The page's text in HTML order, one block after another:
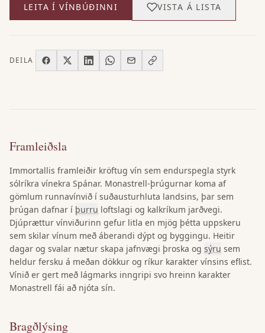
LEITA Í VÍNBÚÐINNI VISTA Á LISTA
DEILA
Framleiðsla
Immortallis framleiðir kröftug vín sem endurspegla styrk
sólríkra vínekra Spánar. Monastrell-þrúgurnar koma af
gömlum runnavínvið í suðausturhluta landsins, þar sem
þrúgan dafnar í þurru loftslagi og kalkríkum jarðvegi.
Djúprættur vínviðurinn gefur litla en mjög þétta uppskeru
sem skilar vínum með áberandi dýpt og byggingu. Heitir
dagar og svalar nætur skapa jafnvægi þroska og sýru sem
heldur fersku á meðan dökkur og ríkur karakter vínsins eflist.
Vínið er gert með lágmarks inngripi svo hreinn karakter
Monastrell fái að njóta sín.
Bragðlýsing